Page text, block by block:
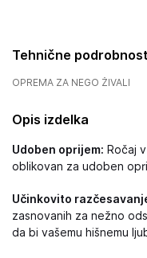
Tehnične
OPREMA ZA NEGO ŽIVALI
Opis izdelka
Udoben oprijem: Ročaj
oblikovan za udoben
Učinkovito
zasnovanih za nežno
da bi vašemu hišnemu